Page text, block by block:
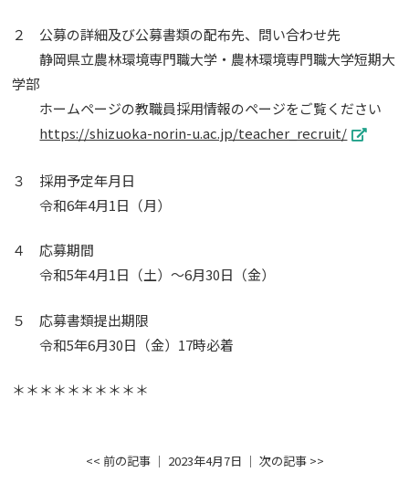
２ 公募の詳細及び公募書類の配布先、問い合わせ先
静岡県立農林環境専門職大学・農林環境専門職大学短期大
学部
ホームページの教職員採用情報のページをご覧ください
https://shizuoka-norin-u.ac.jp/teacher_recruit/
３ 採用予定年月日
令和6年4月1日（月）
４ 応募期間
令和5年4月1日（土）～6月30日（金）
５ 応募書類提出期限
令和5年6月30日（金）17時必着
＊＊＊＊＊＊＊＊＊＊
<< 前の記事│ 2023年4月7日 │ 次の記事 >>